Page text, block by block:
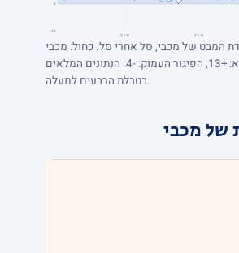
0
-15
רבע 2 רבע 3
המבט של מכבי, סל אחרי סל. כחול: מכבי
מובילה. השיא: +13, הפיגור העמוק: -4. הנתונים המלאים
בטבלת הרבעים למעלה.
של מכבי